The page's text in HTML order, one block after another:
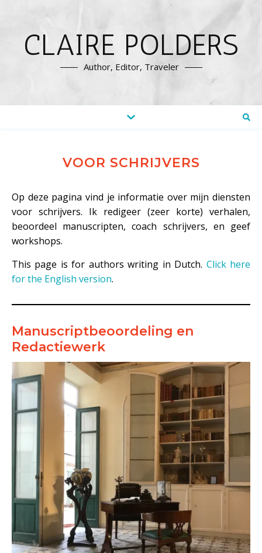
CLAIRE POLDERS
Author, Editor, Traveler
VOOR SCHRIJVERS
Op deze pagina vind je informatie over mijn diensten
voor schrijvers. Ik redigeer (zeer korte) verhalen,
beoordeel manuscripten, coach schrijvers, en geef
workshops.
This page is for authors writing in Dutch. Click here
for the English version.
Manuscriptbeoordeling en
Redactiewerk